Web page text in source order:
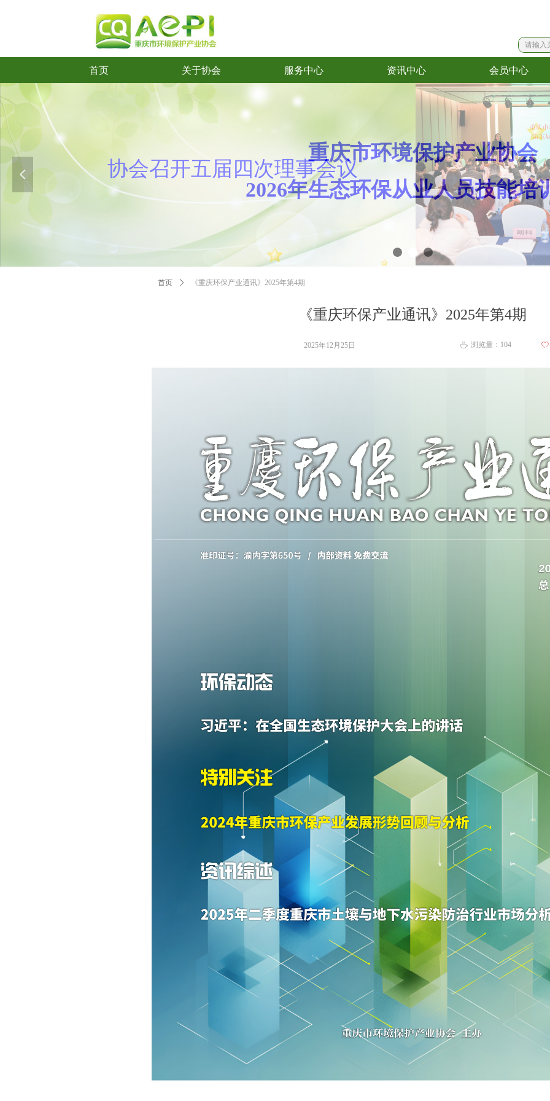
首页 关于协会
关于协会
服务中心
服务中心
资讯中心
资讯中心
会员中心
会员中心
协会召开五届 四次理事会议
넳
《重庆环保产业通讯》2025年第4期
首页 ꄲ 《重庆环保产业通讯》2025年第4期
2025年12月25日 ꄘ 浏览量： 104 ꄀ